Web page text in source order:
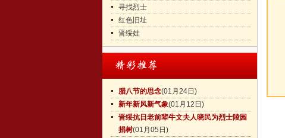
寻找烈士
红色旧址
晋绥娃
腊八节的思念(01月24日)
新年新风新气象(01月12日)
晋绥抗日老前辈牛文夫人晓民为烈士陵园
捐树(01月05日)